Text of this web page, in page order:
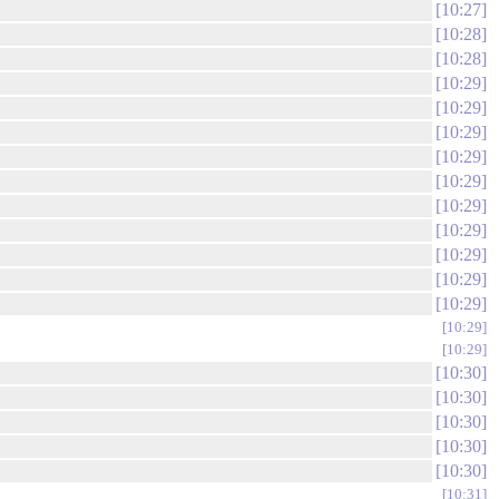
10:27
10:28
10:28
10:29
10:29
10:29
10:29
10:29
10:29
10:29
10:29
10:29
10:29
10:29
10:29
10:30
10:30
10:30
10:30
10:30
10:31